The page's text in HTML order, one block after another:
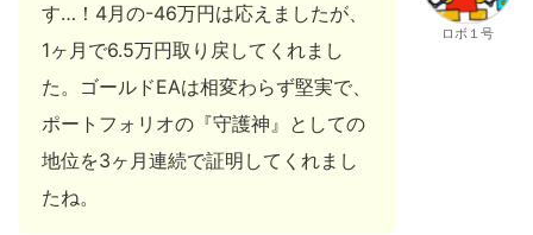
す…！4月の-46万円は応えましたが、
1ヶ月で6.5万円取り戻してくれまし
た。ゴールドEAは相変わらず堅実で、
ポートフォリオの『守護神』としての
地位を3ヶ月連続で証明してくれまし
たね。
ロボ１号